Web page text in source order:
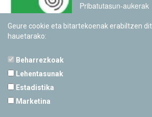
Pribatutasun-aukerak
Geure cookie eta bitartekoenak erabiltzen
hauetarako:
Beharrezkoak
Lehentasunak
Estadistika
Marketina